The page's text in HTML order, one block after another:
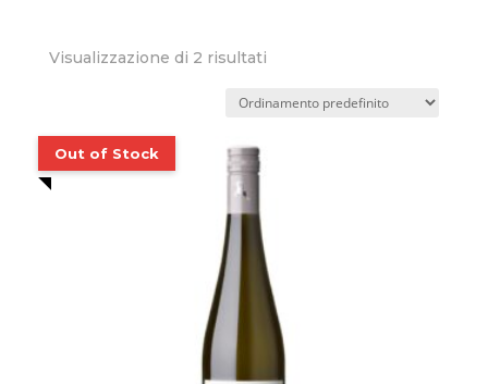
Visualizzazione di 2 risultati